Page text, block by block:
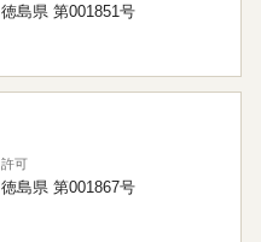
徳島県 第001851号
許可
徳島県 第001867号